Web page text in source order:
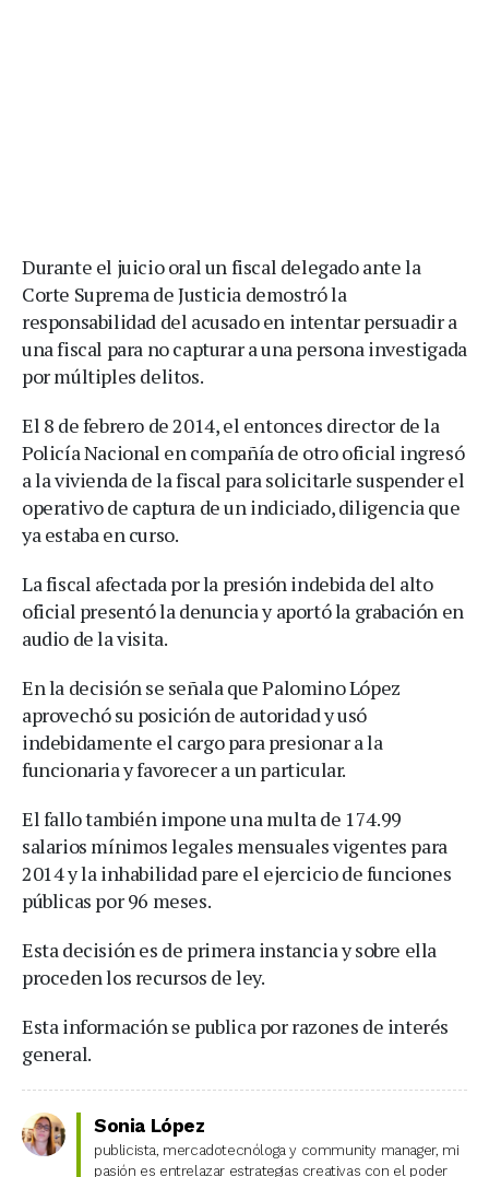
Durante el juicio oral un fiscal delegado ante la
Corte Suprema de Justicia demostró la
responsabilidad del acusado en intentar persuadir a
una fiscal para no capturar a una persona investigada
por múltiples delitos.
El 8 de febrero de 2014, el entonces director de la
Policía Nacional en compañía de otro oficial ingresó
a la vivienda de la fiscal para solicitarle suspender el
operativo de captura de un indiciado, diligencia que
ya estaba en curso.
La fiscal afectada por la presión indebida del alto
oficial presentó la denuncia y aportó la grabación en
audio de la visita.
En la decisión se señala que Palomino López
aprovechó su posición de autoridad y usó
indebidamente el cargo para presionar a la
funcionaria y favorecer a un particular.
El fallo también impone una multa de 174.99
salarios mínimos legales mensuales vigentes para
2014 y la inhabilidad pare el ejercicio de funciones
públicas por 96 meses.
Esta decisión es de primera instancia y sobre ella
proceden los recursos de ley.
Esta información se publica por razones de interés
general.
Sonia López
publicista, mercadotecnóloga y community manager, mi
pasión es entrelazar estrategias creativas con el poder